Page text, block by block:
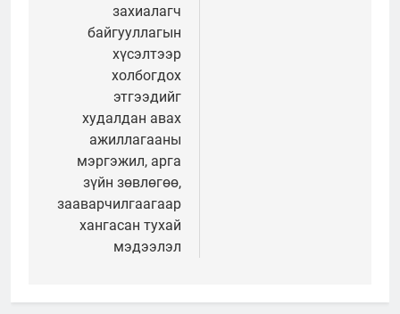
захиалагч
байгууллагын
хүсэлтээр
холбогдох
этгээдийг
худалдан авах
ажиллагааны
мэргэжил, арга
зүйн зөвлөгөө,
зааварчилгаагаар
хангасан тухай
мэдээлэл